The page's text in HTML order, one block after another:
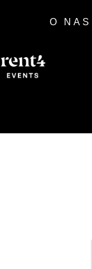
O NAS